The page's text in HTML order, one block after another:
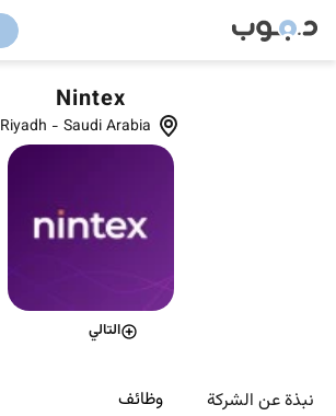
Nintex
Riyadh - Saudi Arabia
التالي
نبذة عن الشركة وظائف